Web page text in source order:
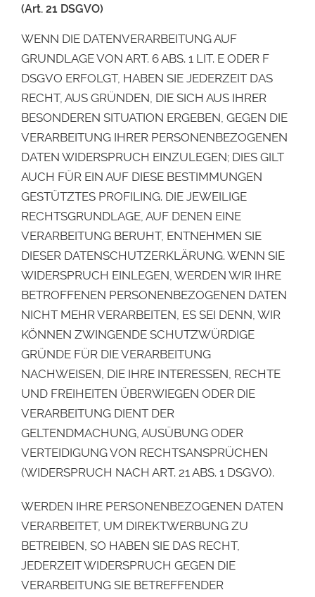
(Art. 21 DSGVO)
WENN DIE DATENVERARBEITUNG AUF
GRUNDLAGE VON ART. 6 ABS. 1 LIT. E ODER F
DSGVO ERFOLGT, HABEN SIE JEDERZEIT DAS
RECHT, AUS GRÜNDEN, DIE SICH AUS IHRER
BESONDEREN SITUATION ERGEBEN, GEGEN DIE
VERARBEITUNG IHRER PERSONENBEZOGENEN
DATEN WIDERSPRUCH EINZULEGEN; DIES GILT
AUCH FÜR EIN AUF DIESE BESTIMMUNGEN
GESTÜTZTES PROFILING. DIE JEWEILIGE
RECHTSGRUNDLAGE, AUF DENEN EINE
VERARBEITUNG BERUHT, ENTNEHMEN SIE
DIESER DATENSCHUTZERKLÄRUNG. WENN SIE
WIDERSPRUCH EINLEGEN, WERDEN WIR IHRE
BETROFFENEN PERSONENBEZOGENEN DATEN
NICHT MEHR VERARBEITEN, ES SEI DENN, WIR
KÖNNEN ZWINGENDE SCHUTZWÜRDIGE
GRÜNDE FÜR DIE VERARBEITUNG
NACHWEISEN, DIE IHRE INTERESSEN, RECHTE
UND FREIHEITEN ÜBERWIEGEN ODER DIE
VERARBEITUNG DIENT DER
GELTENDMACHUNG, AUSÜBUNG ODER
VERTEIDIGUNG VON RECHTSANSPRÜCHEN
(WIDERSPRUCH NACH ART. 21 ABS. 1 DSGVO).
WERDEN IHRE PERSONENBEZOGENEN DATEN
VERARBEITET, UM DIREKTWERBUNG ZU
BETREIBEN, SO HABEN SIE DAS RECHT,
JEDERZEIT WIDERSPRUCH GEGEN DIE
VERARBEITUNG SIE BETREFFENDER